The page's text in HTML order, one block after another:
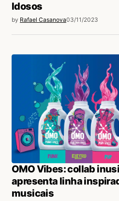
Idosos
by Rafael Casanova03/11/2023
OMO Vibes: collab
apresenta linha
musicais